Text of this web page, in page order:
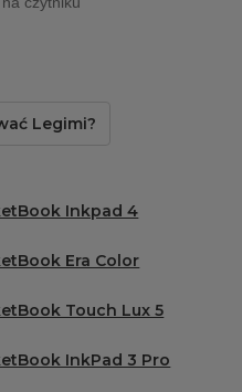
Legimi?
Inkpad 4
Era Color
Touch Lux 5
InkPad 3 Pro